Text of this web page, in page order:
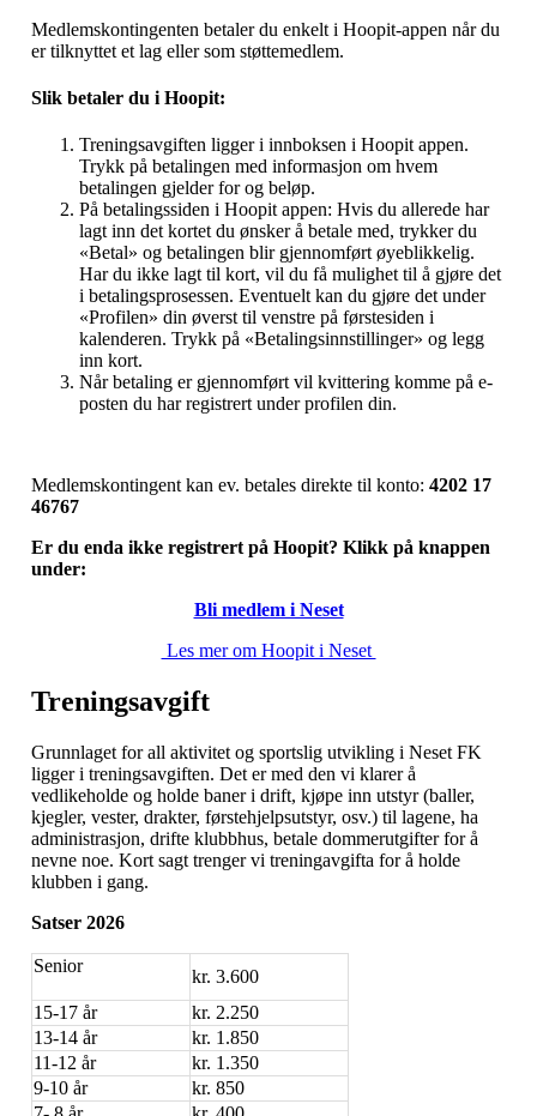
Medlemskontingenten betaler du enkelt i Hoopit-appen når du
er tilknyttet et lag eller som støttemedlem.
Slik betaler du i Hoopit:
Treningsavgiften ligger i innboksen i Hoopit appen.
Trykk på betalingen med informasjon om hvem
betalingen gjelder for og beløp.
På betalingssiden i Hoopit appen: Hvis du allerede har
lagt inn det kortet du ønsker å betale med, trykker du
«Betal» og betalingen blir gjennomført øyeblikkelig.
Har du ikke lagt til kort, vil du få mulighet til å gjøre det
i betalingsprosessen. Eventuelt kan du gjøre det under
«Profilen» din øverst til venstre på førstesiden i
kalenderen. Trykk på «Betalingsinnstillinger» og legg
inn kort.
Når betaling er gjennomført vil kvittering komme på e-
posten du har registrert under profilen din.
Medlemskontingent kan ev. betales direkte til konto: 4202 17
46767
Er du enda ikke registrert på Hoopit? Klikk på knappen
under:
Bli medlem i Neset
Les mer om Hoopit i Neset
Treningsavgift
Grunnlaget for all aktivitet og sportslig utvikling i Neset FK
ligger i treningsavgiften. Det er med den vi klarer å
vedlikeholde og holde baner i drift, kjøpe inn utstyr (baller,
kjegler, vester, drakter, førstehjelpsutstyr, osv.) til lagene, ha
administrasjon, drifte klubbhus, betale dommerutgifter for å
nevne noe. Kort sagt trenger vi treningavgifta for å holde
klubben i gang.
Satser 2026
Senior
kr. 3.600
15-17 år
kr. 2.250
13-14 år
kr. 1.850
11-12 år
kr. 1.350
9-10 år
kr. 850